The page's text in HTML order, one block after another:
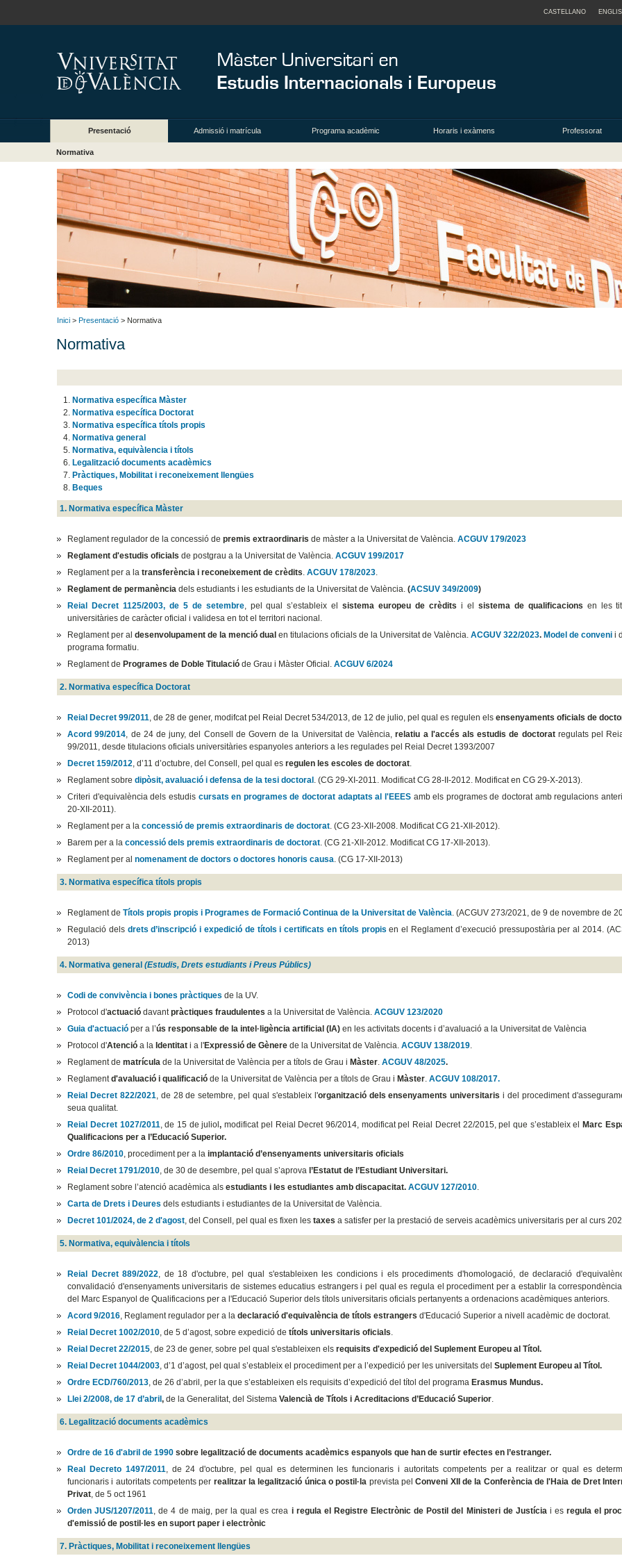
CASTELLANO
Presentació Admissió i matrícula Programa acadèmic Horaris i exàmens Professorat
Normativa
Inici > Presentació > Normativa
Normativa
Normativa específica Màster
Normativa específica Doctorat
Normativa específica títols propis
Normativa general
Normativa, equivàlencia i títols
Legalització documents acadèmics
Pràctiques, Mobilitat i reconeixement llengües
Beques
1. Normativa específica Màster
Reglament regulador de la concessió depremis extraordinaris de màster a la Universitat de València.ACGUV 179/2023
Reglament d'estudis oficials de postgrau a la Universitat de València.ACGUV 199/2017
Reglament per a latransferència i reconeixement de crèdits.ACGUV 178/2023.
Reglament de permanència dels estudiants i les estudiants de la Universitat de València.(ACSUV 349/2009)
Reial Decret 1125/2003, de 5 de setembre, pel qual s’estableix elsistema europeu de crèdits i el sistema de qualificacions en les
universitàries de caràcter oficial i validesa en tot el territori nacional.
Reglament per aldesenvolupament de la menció dual en titulacions oficials de la Universitat de València.ACGUV 322/2023.Model de conveni i
programa formatiu.
Reglament deProgrames de Doble Titulació de Grau i Màster Oficial.ACGUV 6/2024
2. Normativa específica Doctorat
Reial Decret 99/2011, de 28 de gener, modifcat pel Reial Decret 534/2013, de 12 de julio, pel qual es regulen elsensenyaments oficials de
Acord 99/2014, de 24 de juny, del Consell de Govern de la Universitat de València,relatiu a l'accés als estudis de doctorat regulats pel
99/2011, desde titulacions oficials universitàries espanyoles anteriors a les regulades pel Reial Decret 1393/2007
Decret 159/2012, d’11 d’octubre, del Consell, pel qual esregulen les escoles de doctorat.
Reglament sobredipòsit, avaluació i defensa de la tesi doctoral . (CG 29-XI-2011. Modificat CG 28-II-2012. Modificat en CG 29-X-2013).
Criteri d'equivalència dels estudis cursats en programes de doctorat adaptats al l'EEES amb els programes de doctorat amb regulacions
20-XII-2011).
Reglament per a laconcessió de premis extraordinaris de doctorat. (CG 23-XII-2008. Modificat CG 21-XII-2012).
Barem per a laconcessió dels premis extraordinaris de doctorat. (CG 21-XII-2012. Modificat CG 17-XII-2013).
Reglament per alnomenament de doctors o doctores honoris causa. (CG 17-XII-2013)
3. Normativa específica títols propis
Reglament deTítols propis propis i Programes de Formació Continua de la Universitat de València. (ACGUV 273/2021, de 9 de novembre de
Regulació dels drets d’inscripció i expedició de títols i certificats en títols propisen el Reglament d’execució pressupostària per al 2014.
2013)
4. Normativa general(Estudis, Drets estudiants i Preus Públics)
Codi de convivència i bones pràctiques de la UV.
Protocol d'actuació davantpràctiques fraudulentes a la Universitat de València.ACGUV 123/2020
Guia d'actuació per a l’ús responsable de la intel·ligència artificial (IA) en les activitats docents i d’avaluació a la Universitat de València
Protocol d'Atenció a la Identitat i a l'Expressió de Gènere de la Universitat de València.ACGUV 138/2019.
Reglament dematrícula de la Universitat de València per a títols de Grau i Màster.ACGUV 48/2025.
Reglamentd'avaluació i qualificació de la Universitat de València per a títols de Grau i Màster.ACGUV 108/2017.
Reial Decret 822/2021, de 28 de setembre, pel qual s'estableix l'organització dels ensenyaments universitaris i del procediment
seua qualitat.
Reial Decret 1027/2011, de 15 de juliol, modificat pel Reial Decret 96/2014, modificat pel Reial Decret 22/2015, pel que s’estableix el
Marc
Qualificacions per a l’Educació Superior.
Ordre 86/2010, procediment per a laimplantació d’ensenyaments universitaris oficials
Reial Decret 1791/2010, de 30 de desembre, pel qual s’aprova l’Estatut de l’Estudiant Universitari.
Reglament sobre l’atenció acadèmica alsestudiants i les estudiantes amb discapacitat. ACGUV 127/2010.
Carta de Drets i Deures dels estudiants i estudiantes de la Universitat de València.
Decret 101/2024, de 2 d'agost, del Consell, pel qual es fixen lestaxes a satisfer per la prestació de serveis acadèmics universitaris per al curs
5. Normativa, equivàlencia i títols
Reial Decret 889/2022, de 18 d'octubre, pel qual s'estableixen les condicions i els procediments d'homologació, de declaració
convalidació d'ensenyaments universitaris de sistemes educatius estrangers i pel qual es regula el procediment per a establir la correspondència
del Marc Espanyol de Qualificacions per a l'Educació Superior dels títols universitaris oficials pertanyents a ordenacions acadèmiques anteriors.
Acord 9/2016, Reglament regulador per a ladeclaració d'equivalència de títols estrangers d'Educació Superior a nivell acadèmic de doctorat.
Reial Decret 1002/2010, de 5 d’agost, sobre expedició detítols universitaris oficials.
Reial Decret 22/2015, de 23 de gener, sobre pel qual s'estableixen elsrequisits d'expedició del Suplement Europeu al Títol.
Reial Decret 1044/2003, d’1 d’agost, pel qual s’estableix el procediment per a l’expedició per les universitats delSuplement Europeu al Títol.
Ordre ECD/760/2013, de 26 d’abril, per la que s’estableixen els requisits d’expedició del títol del programa Erasmus Mundus.
Llei 2/2008, de 17 d’abril, de la Generalitat, del SistemaValencià de Títols i Acreditacions d’Educació Superior.
6. Legalització documents acadèmics
Ordre de 16 d'abril de 1990sobre legalització de documents acadèmics espanyols que han de surtir efectes en l’estranger.
Real Decreto 1497/2011, de 24 d'octubre, pel qual es determinen les funcionaris i autoritats competents per a realitzar or qual es
funcionaris i autoritats competents per realitzar la legalització única o postil·la prevista pelConveni XII de la Conferència de l'Haia de Dret
Privat, de 5 oct 1961
Orden JUS/1207/2011, de 4 de maig, per la qual es crea i regula el Registre Electrònic de Postil del Ministeri de Justícia i esregula el
d'emissió de postil·les en suport paper i electrònic
7. Pràctiques, Mobilitat i reconeixement llengües